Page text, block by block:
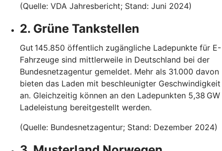
(Quelle: VDA Jahresbericht; Stand: Juni 2024)
2. Grüne Tankstellen
Gut 145.850 öffentlich zugängliche Ladepunkte für E-
Fahrzeuge sind mittlerweile in Deutschland bei der
Bundesnetzagentur gemeldet. Mehr als 31.000 davon
bieten das Laden mit beschleunigter Geschwindigkeit
an. Gleichzeitig können an den Ladepunkten 5,38 GW
Ladeleistung bereitgestellt werden.
(Quelle: Bundesnetzagentur; Stand: Dezember 2024)